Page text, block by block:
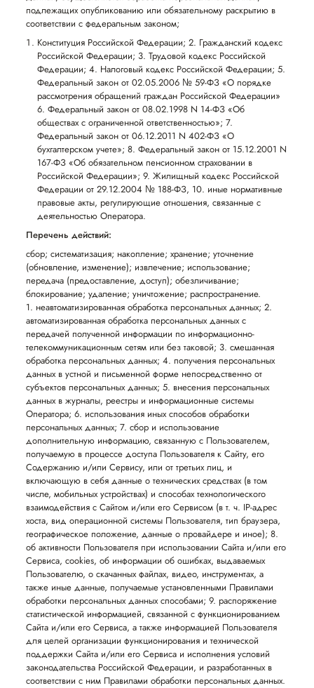
подлежащих опубликованию или обязательному раскрытию в
соответствии с федеральным законом;
Конституция Российской Федерации; 2. Гражданский кодекс
Российской Федерации; 3. Трудовой кодекс Российской
Федерации; 4. Налоговый кодекс Российской Федерации; 5.
Федеральный закон от 02.05.2006 № 59-ФЗ «О порядке
рассмотрения обращений граждан Российской Федерации»
6. Федеральный закон от 08.02.1998 N 14-ФЗ «Об
обществах с ограниченной ответственностью»; 7.
Федеральный закон от 06.12.2011 N 402-ФЗ «О
бухгалтерском учете»; 8. Федеральный закон от 15.12.2001 N
167-ФЗ «Об обязательном пенсионном страховании в
Российской Федерации»; 9. Жилищный кодекс Российской
Федерации от 29.12.2004 № 188-ФЗ, 10. иные нормативные
правовые акты, регулирующие отношения, связанные с
деятельностью Оператора.
Перечень действий:
сбор; систематизация; накопление; хранение; уточнение
(обновление, изменение); извлечение; использование;
передача (предоставление, доступ); обезличивание;
блокирование; удаление; уничтожение; распространение.
1. неавтоматизированная обработка персональных данных; 2.
автоматизированная обработка персональных данных с
передачей полученной информации по информационно-
телекоммуникационным сетям или без таковой; 3. смешанная
обработка персональных данных; 4. получения персональных
данных в устной и письменной форме непосредственно от
субъектов персональных данных; 5. внесения персональных
данных в журналы, реестры и информационные системы
Оператора; 6. использования иных способов обработки
персональных данных; 7. сбор и использование
дополнительную информацию, связанную с Пользователем,
получаемую в процессе доступа Пользователя к Сайту, его
Содержанию и/или Сервису, или от третьих лиц, и
включающую в себя данные о технических средствах (в том
числе, мобильных устройствах) и способах технологического
взаимодействия с Сайтом и/или его Сервисом (в т. ч. IP-адрес
хоста, вид операционной системы Пользователя, тип браузера,
географическое положение, данные о провайдере и иное); 8.
об активности Пользователя при использовании Сайта и/или его
Сервиса, cookies, об информации об ошибках, выдаваемых
Пользователю, о скачанных файлах, видео, инструментах, а
также иные данные, получаемые установленными Правилами
обработки персональных данных способами; 9. распоряжение
статистической информацией, связанной с функционированием
Сайта и/или его Сервиса, а также информацией Пользователя
для целей организации функционирования и технической
поддержки Сайта и/или его Сервиса и исполнения условий
законодательства Российской Федерации, и разработанных в
соответствии с ним Правилами обработки персональных данных.